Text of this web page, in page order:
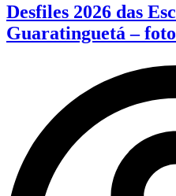
Desfiles 2026 das
Guaratinguetá –